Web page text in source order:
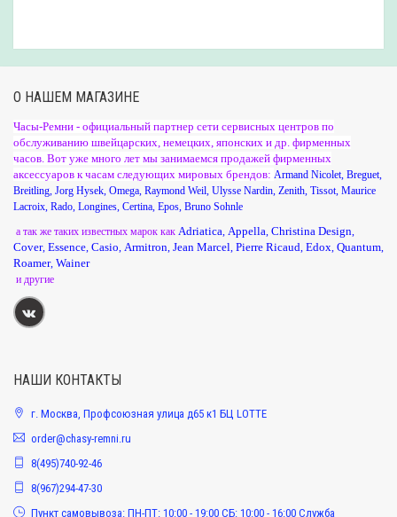
О НАШЕМ МАГАЗИНЕ
Часы-Ремни - официальный партнер сети сервисных центров по
обслуживанию швейцарских, немецких, японских и др. фирменных
часов. Вот уже много лет мы занимаемся продажей фирменных
аксессуаров к часам следующих мировых брендов: Armand Nicolet, Breguet,
Breitling, Jorg Hysek, Omega, Raymond Weil, Ulysse Nardin, Zenith, Tissot, Maurice
Lacroix, Rado, Longines, Certina, Epos, Bruno Sohnle
а так же таких известных марок как Adriatica, Appella, Christina Design,
Cover, Essence, Casio, Armitron, Jean Marcel, Pierre Ricaud, Edox, Quantum,
Roamer, Wainer
и другие
НАШИ КОНТАКТЫ
г. Москва, Профсоюзная улица д65 к1 БЦ LOTTE
order@chasy-remni.ru
8(495)740-92-46
8(967)294-47-30
Пункт самовывоза: ПН-ПТ: 10:00 - 19:00 СБ: 10:00 - 16:00 Служба